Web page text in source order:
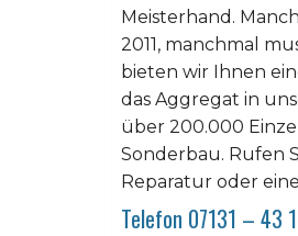
Meisterhand.
2011, manchmal
bieten wir Ihnen
das Aggregat in
über 200.000
Sonderbau. Rufen
Reparatur oder
Telefon 07131 – 43